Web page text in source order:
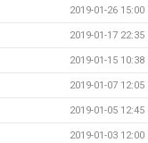
2019-01-26 15:00
2019-01-17 22:35
2019-01-15 10:38
2019-01-07 12:05
2019-01-05 12:45
2019-01-03 12:00